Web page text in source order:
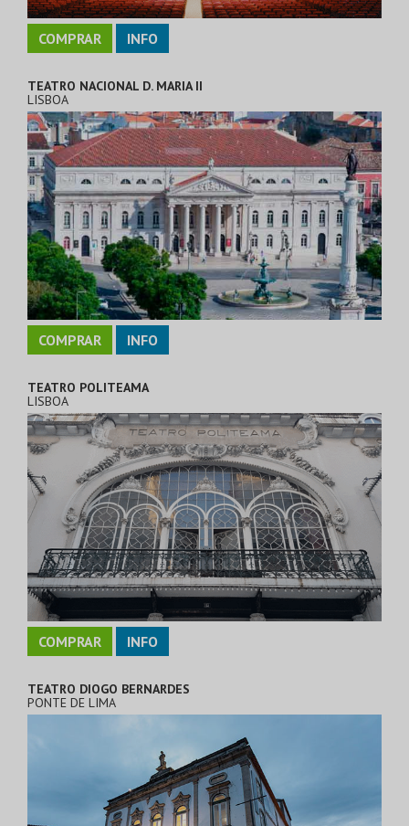
COMPRAR INFO
TEATRO NACIONAL D. MARIA II
LISBOA
COMPRAR INFO
TEATRO POLITEAMA
LISBOA
COMPRAR INFO
TEATRO DIOGO BERNARDES
PONTE DE LIMA